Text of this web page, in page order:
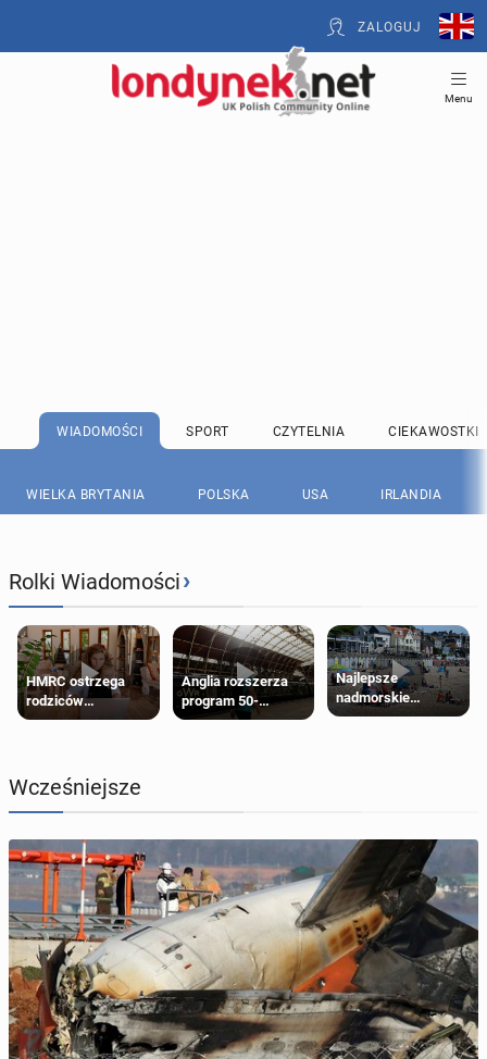
ZALOGUJ
Menu
WIADOMOŚCI SPORT CZYTELNIA CIEKAWOSTKI
WIELKA BRYTANIA POLSKA USA IRLANDIA
Rolki Wiadomości›
HMRC ostrzega
rodziców
pobierających Child
zwrotu zasiłku
Anglia rozszerza
program 50-
procentowych
Najlepsze
nadmorskie
miasteczko blisko
Wcześniejsze